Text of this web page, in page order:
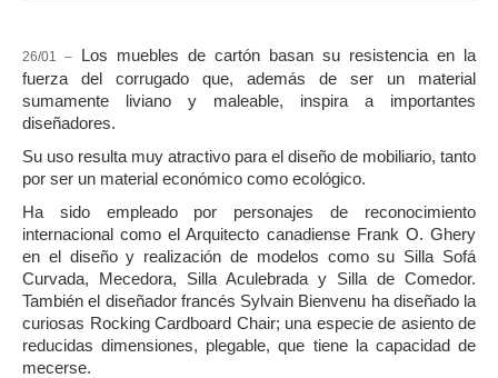
26/01 –
Los muebles de cartón basan su resistencia en la
fuerza del corrugado que, además de ser un material
sumamente liviano y maleable, inspira a importantes
diseñadores.
Su uso resulta muy atractivo para el diseño de mobiliario, tanto
por ser un material económico como ecológico.
Ha sido empleado por personajes de reconocimiento
internacional como el Arquitecto canadiense Frank O. Ghery
en el diseño y realización de modelos como su Silla Sofá
Curvada, Mecedora, Silla Aculebrada y Silla de Comedor.
También el diseñador francés Sylvain Bienvenu ha diseñado la
curiosas Rocking Cardboard Chair; una especie de asiento de
reducidas dimensiones, plegable, que tiene la capacidad de
mecerse.